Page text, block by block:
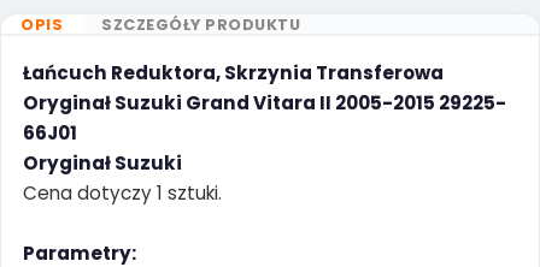
OPIS SZCZEGÓŁY PRODUKTU
Łańcuch Reduktora, Skrzynia Transferowa
Oryginał Suzuki Grand Vitara II 2005-2015 29225-
66J01
Oryginał Suzuki
Cena dotyczy 1 sztuki.
Parametry: